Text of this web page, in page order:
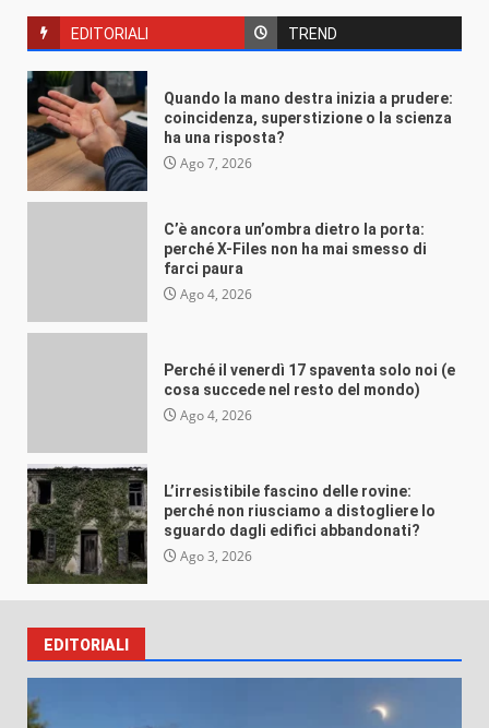
Misteri e insolito
Perché il venerdì 17 spaventa solo noi
(e cosa succede nel resto del mondo)
L’irresistibile fascino delle rovine:
sguardo dagli edifici abbandonati?
VEB Ago 3, 2026
Misteri e insolito
Perché crediamo (e raccontiamo) alle
EDITORIALI TREND
Quando la mano destra inizia a prudere:
coincidenza, superstizione o la scienza
ha una risposta?
Ago 7, 2026
C’è ancora un’ombra dietro la porta:
perché X-Files non ha mai smesso di
farci paura
Ago 4, 2026
Perché il venerdì 17 spaventa solo noi (e
cosa succede nel resto del mondo)
Ago 4, 2026
L’irresistibile fascino delle rovine:
perché non riusciamo a distogliere lo
sguardo dagli edifici abbandonati?
Ago 3, 2026
EDITORIALI